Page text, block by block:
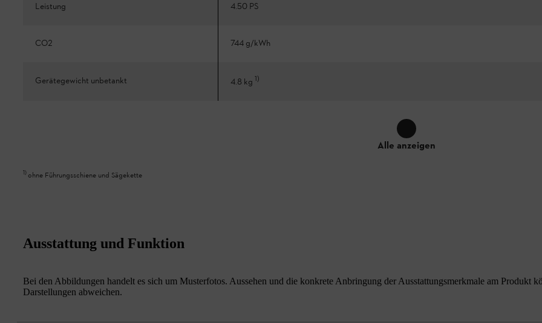
Leistung 4.50 PS
CO2 744 g/kWh
Gerätegewicht unbetankt 4.8 kg 1)
Alle anzeigen
1) ohne Führungsschiene und Sägekette
Ausstattung und Funktion
Bei den Abbildungen handelt es sich um Musterfotos. Aussehen und die konkrete Anbringung der Ausstattungsmerkmale am Produkt
Darstellungen abweichen.